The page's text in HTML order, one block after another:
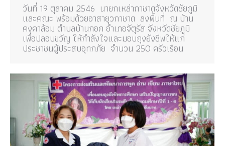
วันที่ 19 ตุลาคม 2546 นายกเหล่ากาชาดจังหวัดชัยภูมิ
และคณะ พร้อมด้วยอาสายุวกาชาด ลงพื้นที่ ณ บ้าน
คงคาล้อม ตำบลบ้านกอก อำเภอจัตุรัส จังหวัดชัยภูมิ
เพื่อปลอบขวัญ ให้กำลังใจและมอบถุงยังชีพให้แก่
ประชาชนผู้ประสบอุทกภัย จำนวน 250 ครัวเรือน